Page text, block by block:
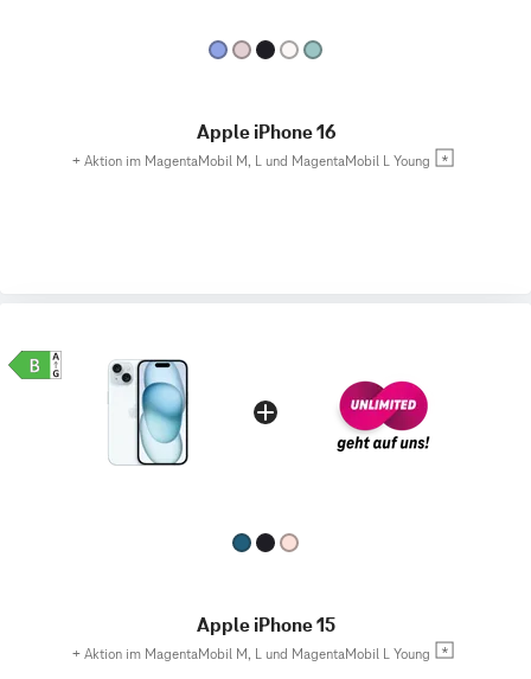
Apple iPhone 16
+ Aktion im MagentaMobil M, L und MagentaMobil L Young
Apple iPhone 15
+ Aktion im MagentaMobil M, L und MagentaMobil L Young